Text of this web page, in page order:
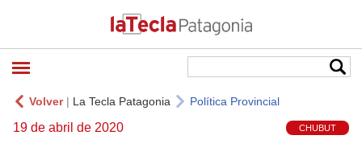
Volver| La Tecla Patagonia Política Provincial
19 de abril de 2020 CHUBUT